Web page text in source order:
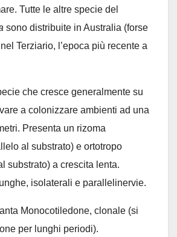
Tutte le altre specie del
sono distribuite in Australia (forse
Terziario, l’epoca più recente a
che cresce generalmente su
a colonizzare ambienti ad una
Presenta un rizoma
al substrato) e ortotropo
substrato) a crescita lenta.
isolaterali e parallelinervie.
Monocotiledone, clonale (si
per lunghi periodi).